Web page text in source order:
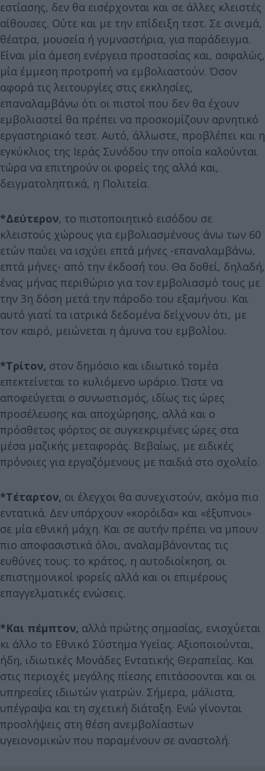
εστίασης, δεν θα εισέρχονται και σε άλλες κλειστές
αίθουσες. Ούτε και με την επίδειξη τεστ. Σε σινεμά,
θέατρα, μουσεία ή γυμναστήρια, για παράδειγμα.
Είναι μία άμεση ενέργεια προστασίας και, ασφαλώς,
μία έμμεση προτροπή να εμβολιαστούν. Όσον
αφορά τις λειτουργίες στις εκκλησίες,
επαναλαμβάνω ότι οι πιστοί που δεν θα έχουν
εμβολιαστεί θα πρέπει να προσκομίζουν αρνητικό
εργαστηριακό τεστ. Αυτό, άλλωστε, προβλέπει και η
εγκύκλιος της Ιεράς Συνόδου την οποία καλούνται
τώρα να επιτηρούν οι φορείς της αλλά και,
δειγματοληπτικά, η Πολιτεία.
*Δεύτερον, το πιστοποιητικό εισόδου σε
κλειστούς χώρους για εμβολιασμένους άνω των 60
ετών παύει να ισχύει επτά μήνες -επαναλαμβάνω,
επτά μήνες- από την έκδοσή του. Θα δοθεί, δηλαδή,
ένας μήνας περιθώριο για τον εμβολιασμό τους με
την 3η δόση μετά την πάροδο του εξαμήνου. Και
αυτό γιατί τα ιατρικά δεδομένα δείχνουν ότι, με
τον καιρό, μειώνεται η άμυνα του εμβολίου.
*Τρίτον, στον δημόσιο και ιδιωτικό τομέα
επεκτείνεται το κυλιόμενο ωράριο. Ώστε να
αποφεύγεται ο συνωστισμός, ιδίως τις ώρες
προσέλευσης και αποχώρησης, αλλά και ο
πρόσθετος φόρτος σε συγκεκριμένες ώρες στα
μέσα μαζικής μεταφοράς. Βεβαίως, με ειδικές
πρόνοιες για εργαζόμενους με παιδιά στο σχολείο.
*Τέταρτον, οι έλεγχοι θα συνεχιστούν, ακόμα πιο
εντατικά. Δεν υπάρχουν «κορόιδα» και «έξυπνοι»
σε μία εθνική μάχη. Και σε αυτήν πρέπει να μπουν
πιο αποφασιστικά όλοι, αναλαμβάνοντας τις
ευθύνες τους: το κράτος, η αυτοδιοίκηση, οι
επιστημονικοί φορείς αλλά και οι επιμέρους
επαγγελματικές ενώσεις.
*Και πέμπτον, αλλά πρώτης σημασίας, ενισχύεται
κι άλλο το Εθνικό Σύστημα Υγείας. Αξιοποιούνται,
ήδη, ιδιωτικές Μονάδες Εντατικής Θεραπείας. Και
στις περιοχές μεγάλης πίεσης επιτάσσονται και οι
υπηρεσίες ιδιωτών γιατρών. Σήμερα, μάλιστα,
υπέγραψα και τη σχετική διάταξη. Ενώ γίνονται
προσλήψεις στη θέση ανεμβολίαστων
υγειονομικών που παραμένουν σε αναστολή.